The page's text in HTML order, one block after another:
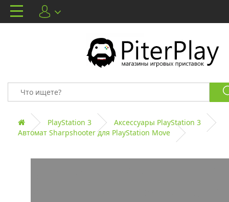
PlayStation 3
Аксессуары PlayStation 3
Автомат Sharpshooter для PlayStation Move